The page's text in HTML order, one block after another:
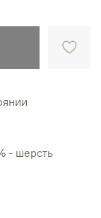
- шерсть